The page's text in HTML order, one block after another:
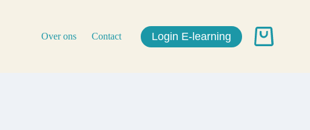
Over ons Contact Login E-learning Winkelwagen